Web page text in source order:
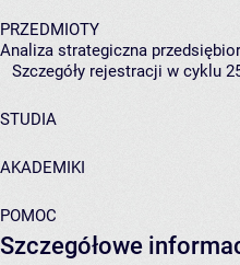
PRZEDMIOTY
Analiza strategiczna
Szczegóły rejestracji w cyklu
STUDIA
AKADEMIKI
POMOC
Szczegółowe